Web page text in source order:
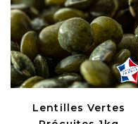
Lentilles Vertes